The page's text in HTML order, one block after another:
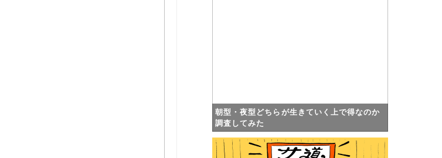
朝型・夜型どちらが生きていく上で得なのか
調査してみた